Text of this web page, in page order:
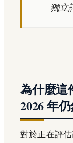
獨立
為什麼這
2026 年
對於正在評